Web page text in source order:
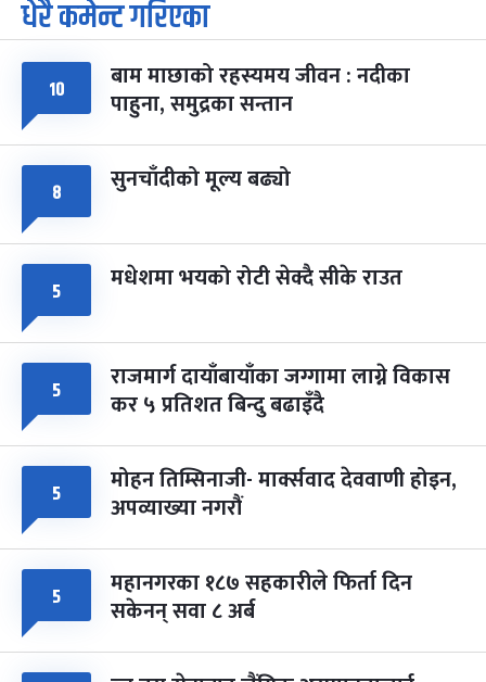
७
आइत
पूर्णिमा व्रत
चैत्र ७, २०८३-Mar 21, 2027
८ फागुपूर्णिमा
चैत्र ८, २०८३-Mar 22, 2027
७ महिना बाँकी
धेरै कमेन्ट गरिएका
१० बाम माछाको रहस्यमय जीवन : नदीका
पाहुना, समुद्रका सन्तान
८ सुनचाँदीको मूल्य बढ्यो
५ मधेशमा भयको रोटी सेक्दै सीके राउत
५ राजमार्ग दायाँबायाँका जग्गामा लाग्ने विकास
कर ५ प्रतिशत बिन्दु बढाइँदै
५ मोहन तिम्सिनाजी- मार्क्सवाद देववाणी होइन,
अपव्याख्या नगरौं
५ महानगरका १८७ सहकारीले फिर्ता दिन
सकेनन् सवा ८ अर्ब